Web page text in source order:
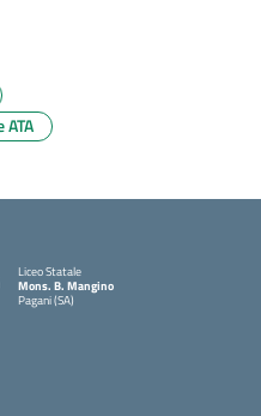
Liceo Statale
Mons. B. Mangino
Pagani (SA)
— Visita la pagina iniziale della scuola